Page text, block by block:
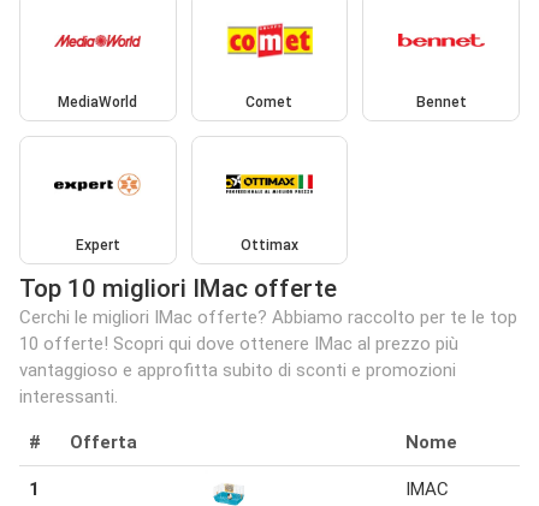
MediaWorld Comet Bennet
Expert Ottimax
Top 10 migliori IMac offerte
Cerchi le migliori IMac offerte? Abbiamo raccolto per te le top
10 offerte! Scopri qui dove ottenere IMac al prezzo più
vantaggioso e approfitta subito di sconti e promozioni
interessanti.
# Offerta Nome
1 IMAC